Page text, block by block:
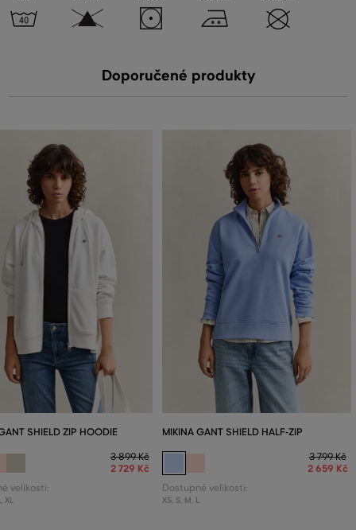
Doporučené produkty
SHIELD ZIP HOODIE
3 899 Kč
2 729 Kč
velikosti:
, XL
MIKINA GANT SHIELD HALF-ZIP
3 799 Kč
2 659 Kč
Dostupné velikosti:
XS, S, M, L